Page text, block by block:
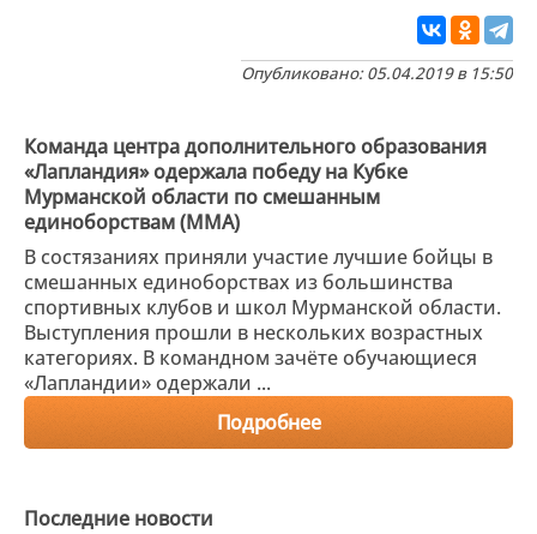
Опубликовано: 05.04.2019 в 15:50
Команда центра дополнительного образования
«Лапландия» одержала победу на Кубке
Мурманской области по смешанным
единоборствам (ММА)
В состязаниях приняли участие лучшие бойцы в
смешанных единоборствах из большинства
спортивных клубов и школ Мурманской области.
Выступления прошли в нескольких возрастных
категориях. В командном зачёте обучающиеся
«Лапландии» одержали ...
Подробнее
Последние новости